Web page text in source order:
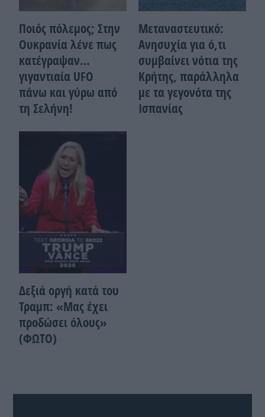
Ποιός πόλεμος; Στην
Ουκρανία λένε πως
κατέγραψαν…
γιγαντιαία UFO
πάνω και γύρω από
τη Σελήνη!
Μεταναστευτικό:
Ανησυχία για ό,τι
συμβαίνει νότια της
Κρήτης, παράλληλα
με τα γεγονότα της
Ισπανίας
Δεξιά οργή κατά του
Τραμπ: «Μας έχει
προδώσει όλους»
(ΦΩΤΟ)